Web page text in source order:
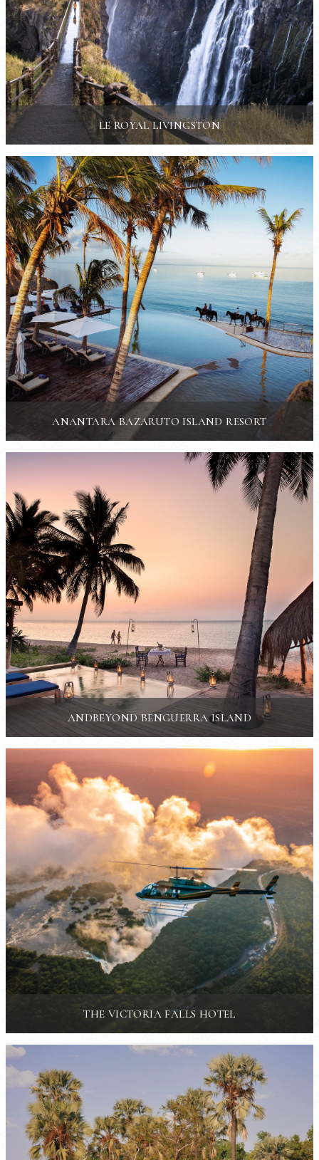
LE ROYAL LIVINGSTON
ANANTARA BAZARUTO ISLAND RESORT
ANDBEYOND BENGUERRA ISLAND
THE VICTORIA FALLS HOTEL